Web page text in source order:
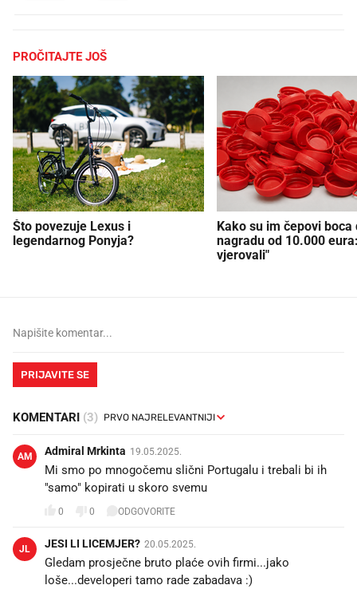
PROČITAJTE JOŠ
Što povezuje Lexus i
legendarnog Ponyja?
Kako su im čepovi boca
nagradu od 10.000
vjerovali"
PRIJAVITE SE
KOMENTARI (3)
AM Admiral Mrkinta 19.05.2025.
Mi smo po mnogočemu slični Portugalu i trebali bi ih
"samo" kopirati u skoro svemu
0 0 ODGOVORITE
JL JESI LI LICEMJER? 20.05.2025.
Gledam prosječne bruto plaće ovih firmi...jako
loše...developeri tamo rade zabadava :)